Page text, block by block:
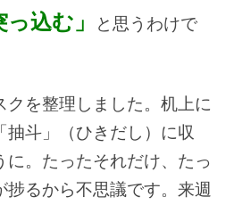
込む」
と思うわけで
クを整理しました。机上に
抽斗」（ひきだし）に収
。たったそれだけ、たっ
捗るから不思議です。来週